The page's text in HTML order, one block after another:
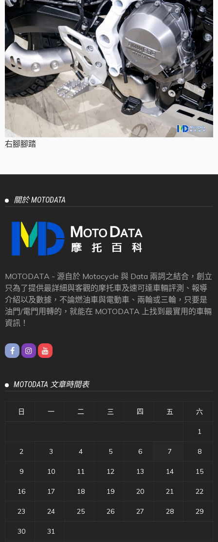
右腳腳踏
關於 MOTODATA
MOTODATA - 源自於 Motocycle 與 Data 兩詞之結合，創立
只為了提供最詳細與客觀的摩托車及速可達車輛評測、報導
介紹以及數據，不論燃油車與電動車、兩輪或三輪，只要是
油門/電門用轉的，就能在 MOTODATA 上找到最實用的車輛
資訊！
MOTODATA 文章時間表
日 一 二 三 四 五 六
1
2 3 4 5 6 7 8
9 10 11 12 13 14 15
16 17 18 19 20 21 22
23 24 25 26 27 28 29
30 31